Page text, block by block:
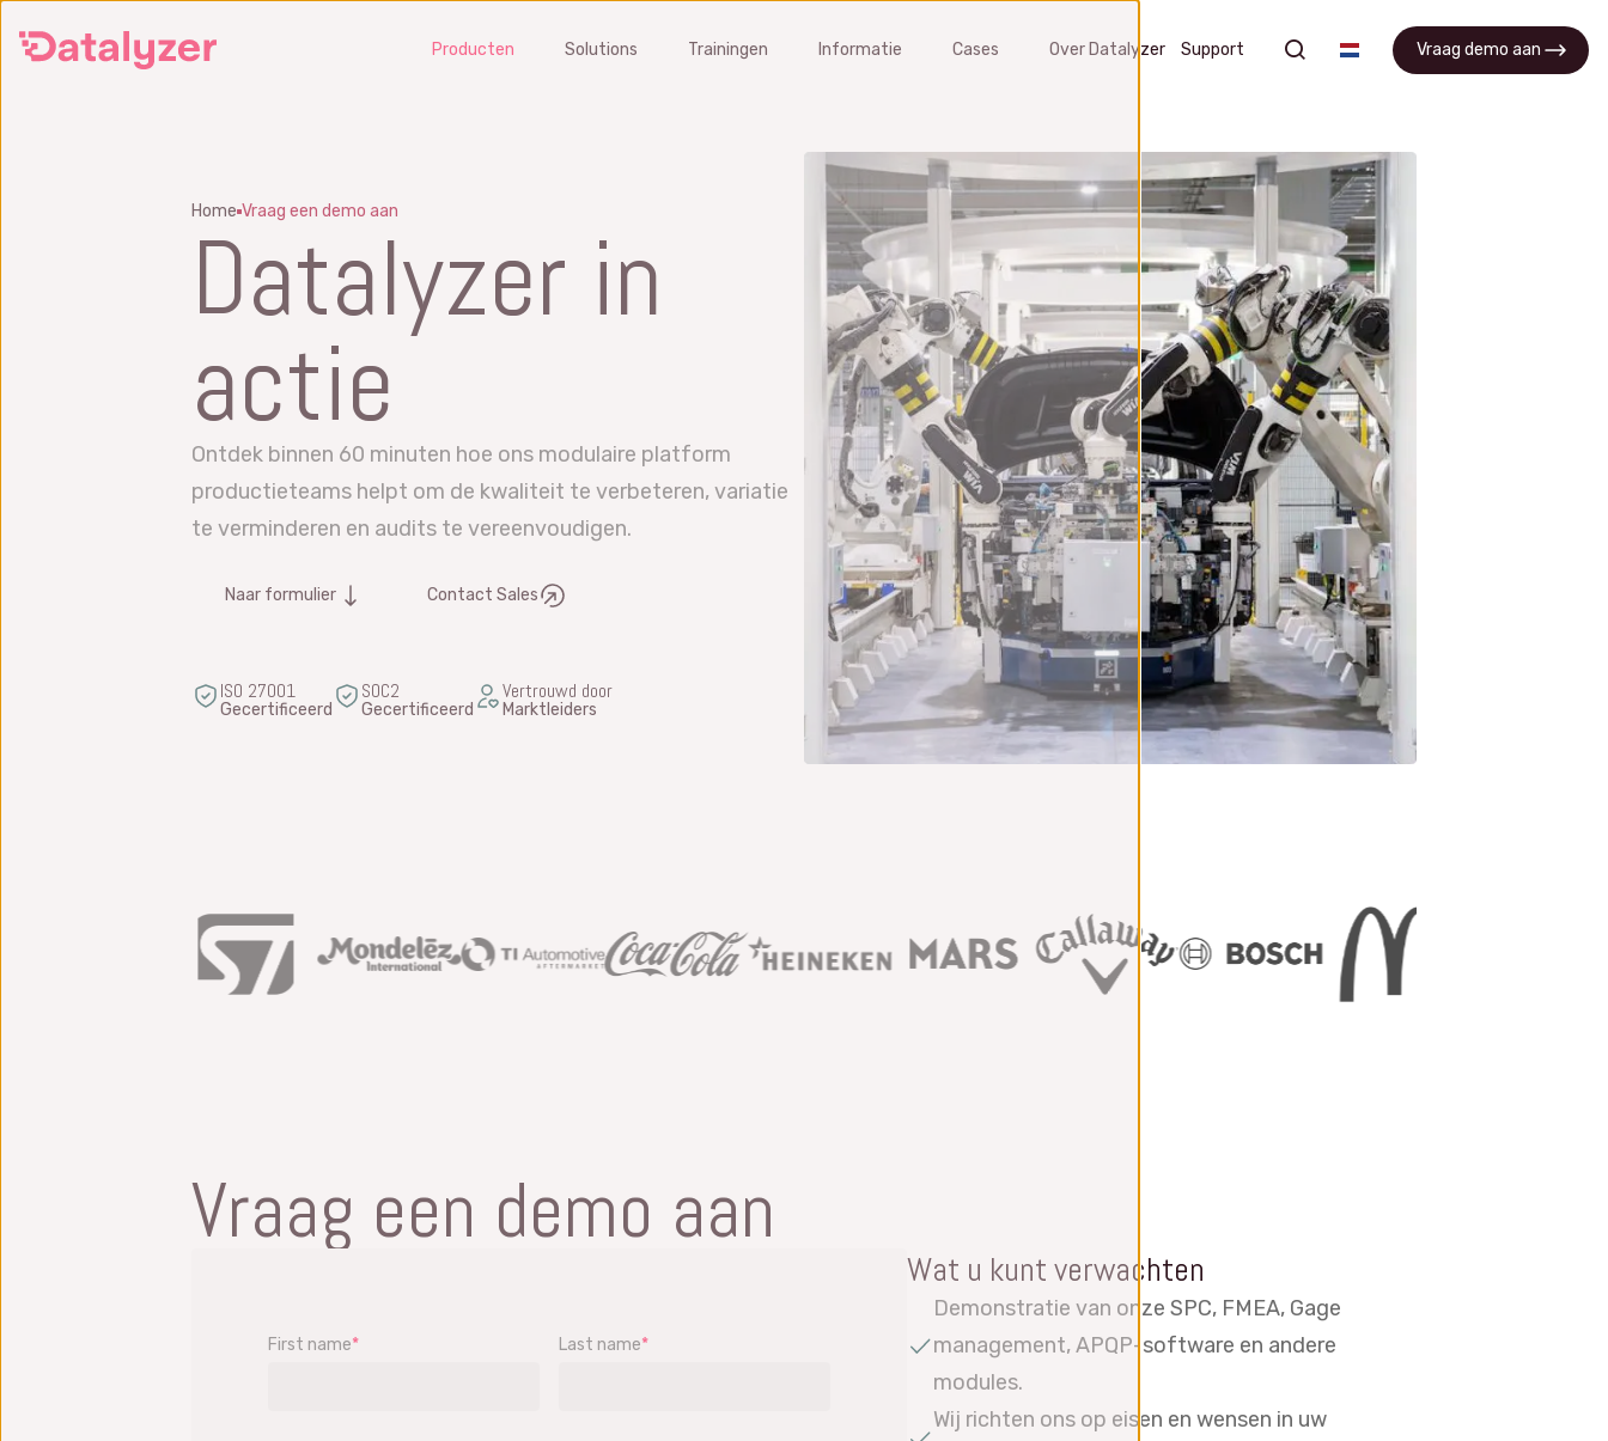
naar
Producten
Beheers en verbeter
productieprocessen en capability
SPC software
Vraag een demo aan
Wat is SPC?
SPC training
risico’s in een vroeg stadium
FMEA software
MSA
Beheer gages en leveranciers en
voer kalibratie en MSA studies uit
Gage Management software
Vraag een demo aan
Wat is MSA?
MSA training
APQP
Manage APQP processen, projecten
en verbeter samenwerking tussen
APQP software
Vraag een demo aan
Wat is APQP?
FAQ
Solutions Trainingen Informatie Cases Over Datalyzer Support Vraag demo aan
Home Vraag een demo aan
Datalyzer in
actie
Ontdek binnen 60 minuten hoe ons modulaire platform
productieteams helpt om de kwaliteit te verbeteren, variatie
te verminderen en audits te vereenvoudigen.
Naar formulier Contact Sales
ISO 27001
Gecertificeerd
SOC2
Gecertificeerd
Vertrouwd door
Marktleiders
Vraag een demo aan
First name* Last name*
Wat u kunt verwachten
Demonstratie van onze SPC, FMEA, Gage
management, APQP-software en andere
modules.
Wij richten ons op eisen en wensen in uw